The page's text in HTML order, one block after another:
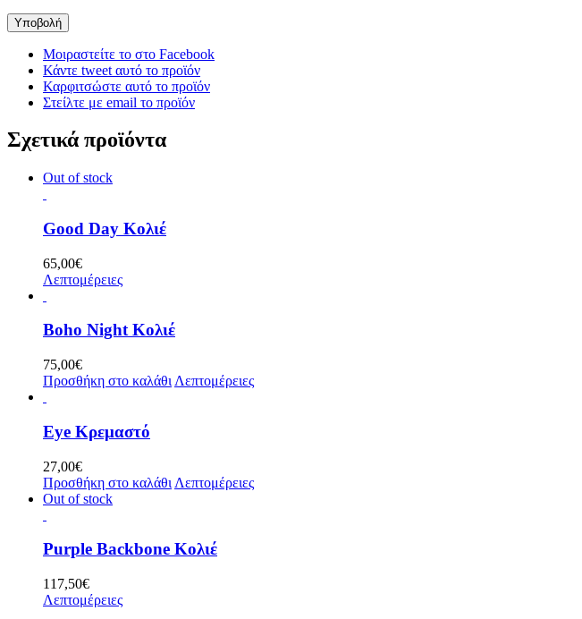
Μοιραστείτε το στο Facebook
Κάντε tweet αυτό το προϊόν
Καρφιτσώστε αυτό το προϊόν
Στείλτε με email το προϊόν
Σχετικά προϊόντα
Out of stock
Good Day Κολιέ
65,00€
Λεπτομέρειες
Boho Night Κολιέ
75,00€
Προσθήκη στο καλάθι Λεπτομέρειες
Eye Κρεμαστό
27,00€
Προσθήκη στο καλάθι Λεπτομέρειες
Out of stock
Purple Backbone Κολιέ
117,50€
Λεπτομέρειες